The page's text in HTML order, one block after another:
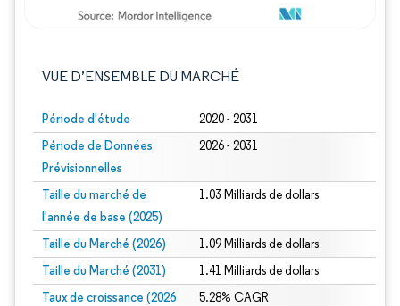
VUE D’ENSEMBLE DU MARCHÉ
Période d'étude 2020 - 2031
Période de Données
Prévisionnelles
2026 - 2031
Taille du marché de
l'année de base (2025)
1.03 Milliards de dollars
Taille du Marché (2026) 1.09 Milliards de dollars
Taille du Marché (2031) 1.41 Milliards de dollars
Taux de croissance (2026
5.28% CAGR